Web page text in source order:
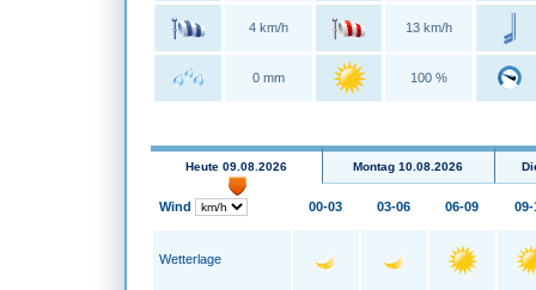
4 km/h 13 km/h
0 mm 100 %
Heute 09.08.2026 Montag 10.08.2026
Wind 00-03 03-06 06-09 09-
Wetterlage